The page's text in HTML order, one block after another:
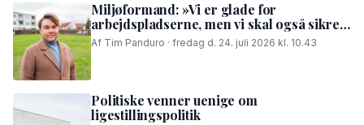
Miljøformand: »Vi er glade for
arbejdspladserne, men vi skal også sikre,
at folk i området kan få en god nattesøvn«
Af Tim Panduro · fredag d. 24. juli 2026 kl. 10.43
Politiske venner uenige om
ligestillingspolitik